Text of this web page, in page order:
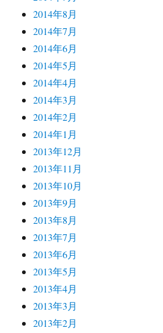
2014年8月
2014年7月
2014年6月
2014年5月
2014年4月
2014年3月
2014年2月
2014年1月
2013年12月
2013年11月
2013年10月
2013年9月
2013年8月
2013年7月
2013年6月
2013年5月
2013年4月
2013年3月
2013年2月